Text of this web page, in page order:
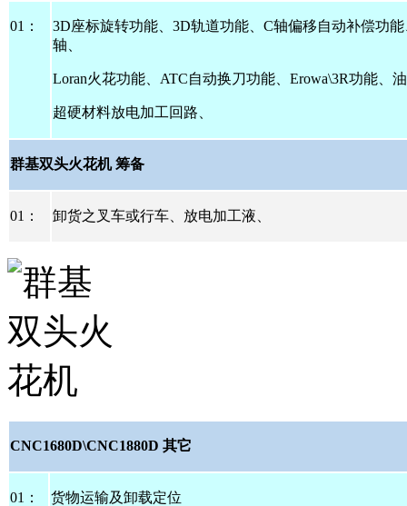
01 ： 3D座标旋转功能、 3D轨道功能、 C轴偏移自动补偿功能
轴、
Loran火花功能、 ATC自动换刀功能、 Erowa\3R功能、
超硬材料放电加工回路、
群基双头火花机 筹备
01 ： 卸货之叉车或行车、放电加工液、
CNC1680D\CNC1880D 其它
01 ： 货物运输及卸载定位